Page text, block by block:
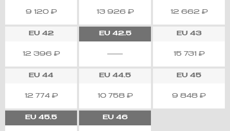
9 120 ₽ 13 926 ₽ 12 662 ₽
EU42
12 396 ₽
EU42.5 EU43
15 731 ₽
EU 44
12 774 ₽
EU 44.5
10 758 ₽
EU 45
9 848 ₽
EU 45.5 EU46